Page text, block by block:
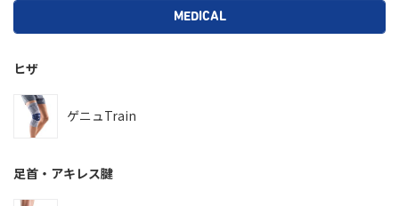
MEDICAL
ヒザ
ゲニュTrain
足首・アキレス腱